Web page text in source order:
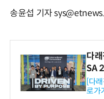
송윤섭 기자
다
SA
와
-바
[다
로가